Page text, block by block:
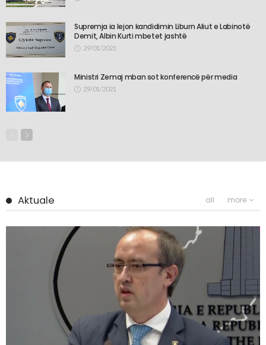
Supremja ia lejon kandidimin Liburn Aliut e Labinotë
Demit, Albin Kurti mbetet jashtë
29/01/2021
Ministri Zemaj mban sot konferencë për media
29/01/2021
Aktuale all more